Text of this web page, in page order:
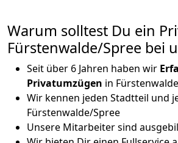
Warum solltest Du ein
Fürstenwalde/Spree bei
Seit über 6 Jahren haben wir
Privatumzügen in
Wir kennen jeden Stadtteil und
Fürstenwalde/Spree
Unsere Mitarbeiter sind